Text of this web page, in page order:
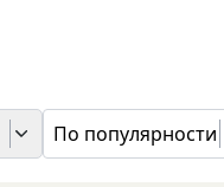
По популярности